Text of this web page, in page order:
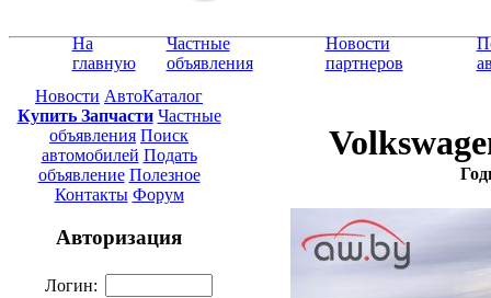
На
главную
Частные
объявления
Новости
партнеров
Новости АвтоКаталог
Купить Запчасти Частные
объявления Поиск
автомобилей Подать
объявление Полезное
Контакты Форум
Авторизация
Логин: